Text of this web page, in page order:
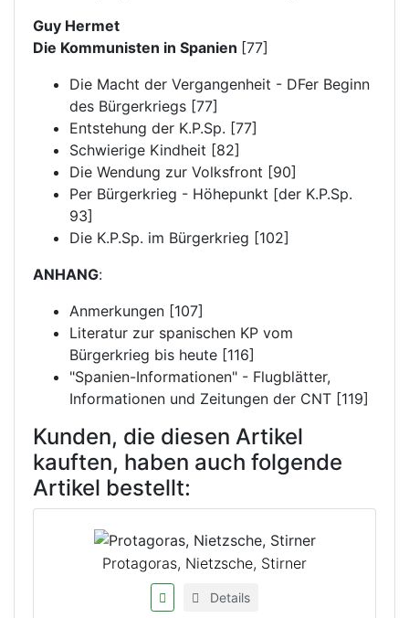
Guy Hermet
Die Kommunisten in Spanien [77]
Die Macht der Vergangenheit - DFer Beginn
des Bürgerkriegs [77]
Entstehung der K.P.Sp. [77]
Schwierige Kindheit [82]
Die Wendung zur Volksfront [90]
Per Bürgerkrieg - Höhepunkt [der K.P.Sp.
93]
Die K.P.Sp. im Bürgerkrieg [102]
ANHANG:
Anmerkungen [107]
Literatur zur spanischen KP vom
Bürgerkrieg bis heute [116]
"Spanien-Informationen" - Flugblätter,
Informationen und Zeitungen der CNT [119]
Kunden, die diesen Artikel
kauften, haben auch folgende
Artikel bestellt:
Protagoras, Nietzsche, Stirner
Details